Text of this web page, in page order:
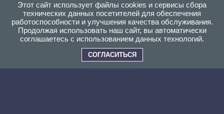
Этот сайт использует файлы cookies и сервисы сбора
технических данных посетителей для обеспечения
работоспособности и улучшения качества обслуживания.
Продолжая использовать наш сайт, вы автоматически
соглашаетесь с использованием данных технологий.
СОГЛАСИТЬСЯ